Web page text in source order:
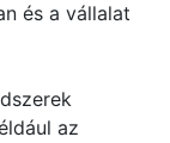
és a vállalat
az